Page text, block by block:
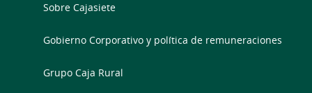
Sobre Cajasiete
Gobierno Corporativo y política de remuneraciones
Grupo Caja Rural